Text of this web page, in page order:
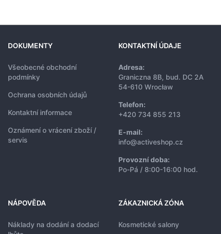
DOKUMENTY
Všeobecné obchodní
podmínky
Ochrana osobních údajů
Kontaktní informace
Oznámení o vrácení zboží /
servis
KONTAKTNÍ ÚDAJE
Adresa:
Graniczna 8B, bud. DC 2A
54-610 Wrocław
Telefon:
+420 734 855 213
E-mail:
info@activeshop.cz
Provozní doba:
Po-Pá / 8:00-16:00 hod.
NÁPOVĚDA
Náklady na dodání a dodací
ZÁKAZNICKÁ ZÓNA
Kosmetické salony